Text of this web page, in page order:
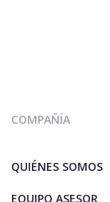
COMPAÑÍA
QUIÉNES SOMOS
EQUIPO ASESOR